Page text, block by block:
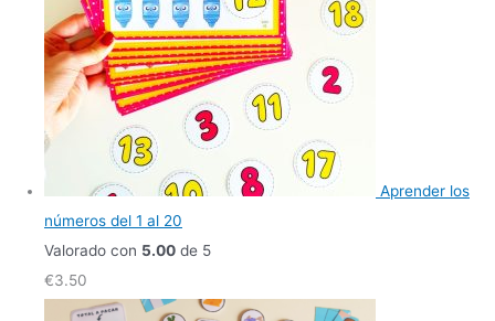
Aprender los
números del 1 al 20
Valorado con 5.00 de 5
€3.50